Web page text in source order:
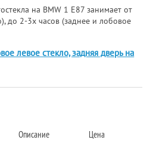
на BMW 1 E87 занимает от
до 2-3х часов (заднее и лобовое
левое стекло, задняя дверь на
Описание Цена